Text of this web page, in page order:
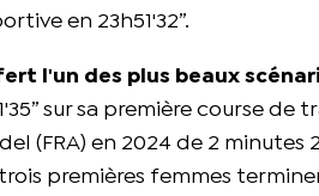
en 23h51'32”.
l'un des plus beaux
sur sa première course de
(FRA) en 2024 de 2 minutes
premières femmes